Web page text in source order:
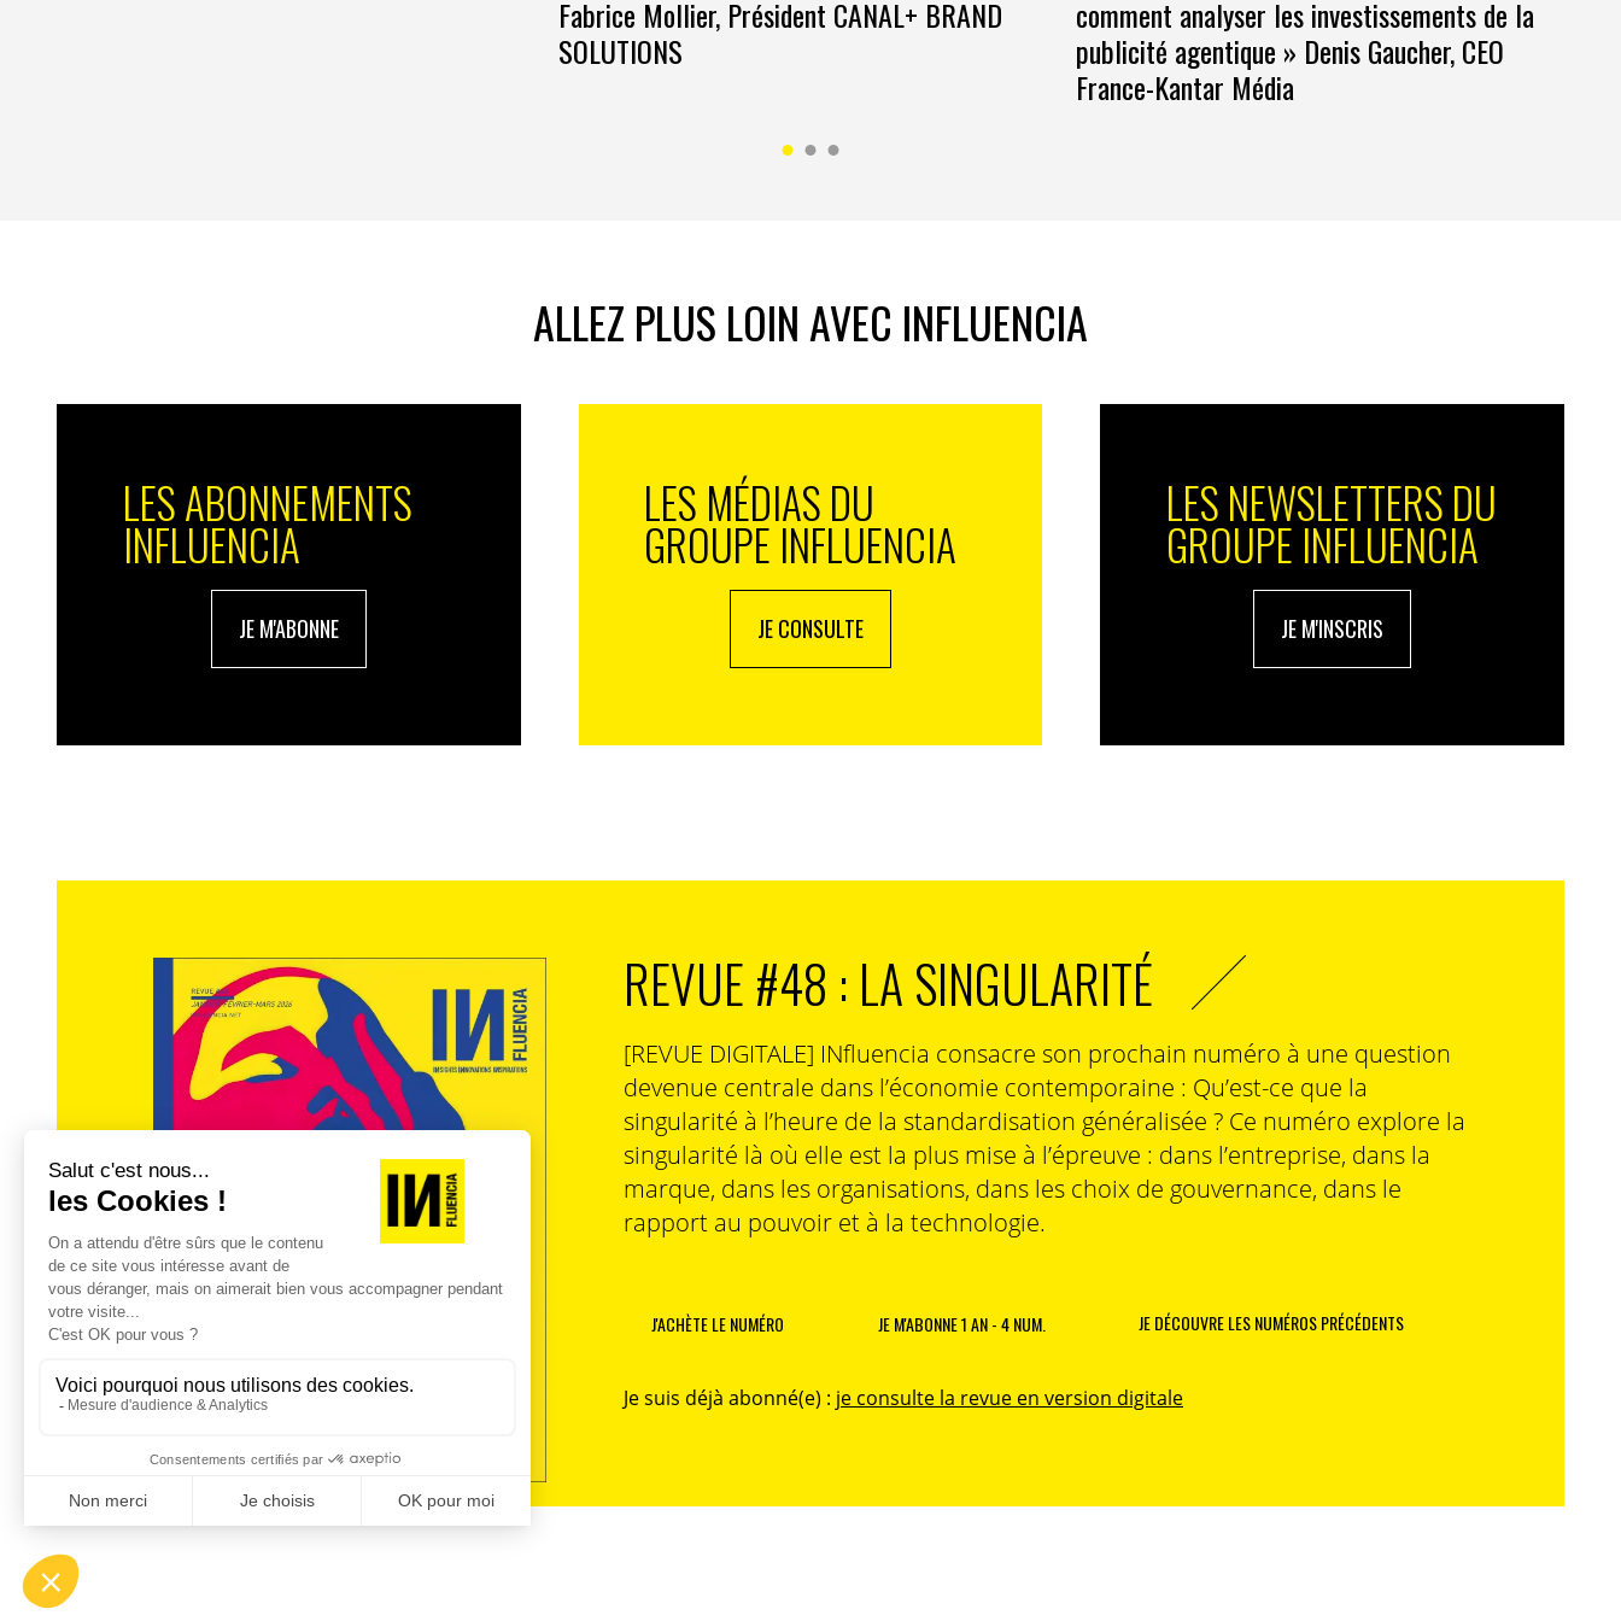
Fabrice Mollier, Président CANAL+ BRAND
SOLUTIONS
comment analyser les investissements de la
publicité agentique » Denis Gaucher, CEO
France-Kantar Média
ALLEZ PLUS LOIN AVEC INFLUENCIA
LES ABONNEMENTS
INFLUENCIA
JE M'ABONNE
LES MÉDIAS DU
GROUPE INFLUENCIA
JE CONSULTE
LES NEWSLETTERS DU
GROUPE INFLUENCIA
JE M'INSCRIS
REVUE #48 : LA SINGULARITÉ
[REVUE DIGITALE] INfluencia consacre son prochain numéro à une question
devenue centrale dans l’économie contemporaine : Qu’est-ce que la
singularité à l’heure de la standardisation généralisée ? Ce numéro explore la
singularité là où elle est la plus mise à l’épreuve : dans l’entreprise, dans la
marque, dans les organisations, dans les choix de gouvernance, dans le
rapport au pouvoir et à la technologie.
J'ACHÈTE LE NUMÉRO JE M'ABONNE 1 AN - 4 NUM. JE DÉCOUVRE LES NUMÉROS PRÉCÉDENTS
Je suis déjà abonné(e) : je consulte la revue en version digitale